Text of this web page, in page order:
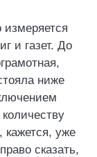
и газет. До
ниже
кажется, уже
сказать,